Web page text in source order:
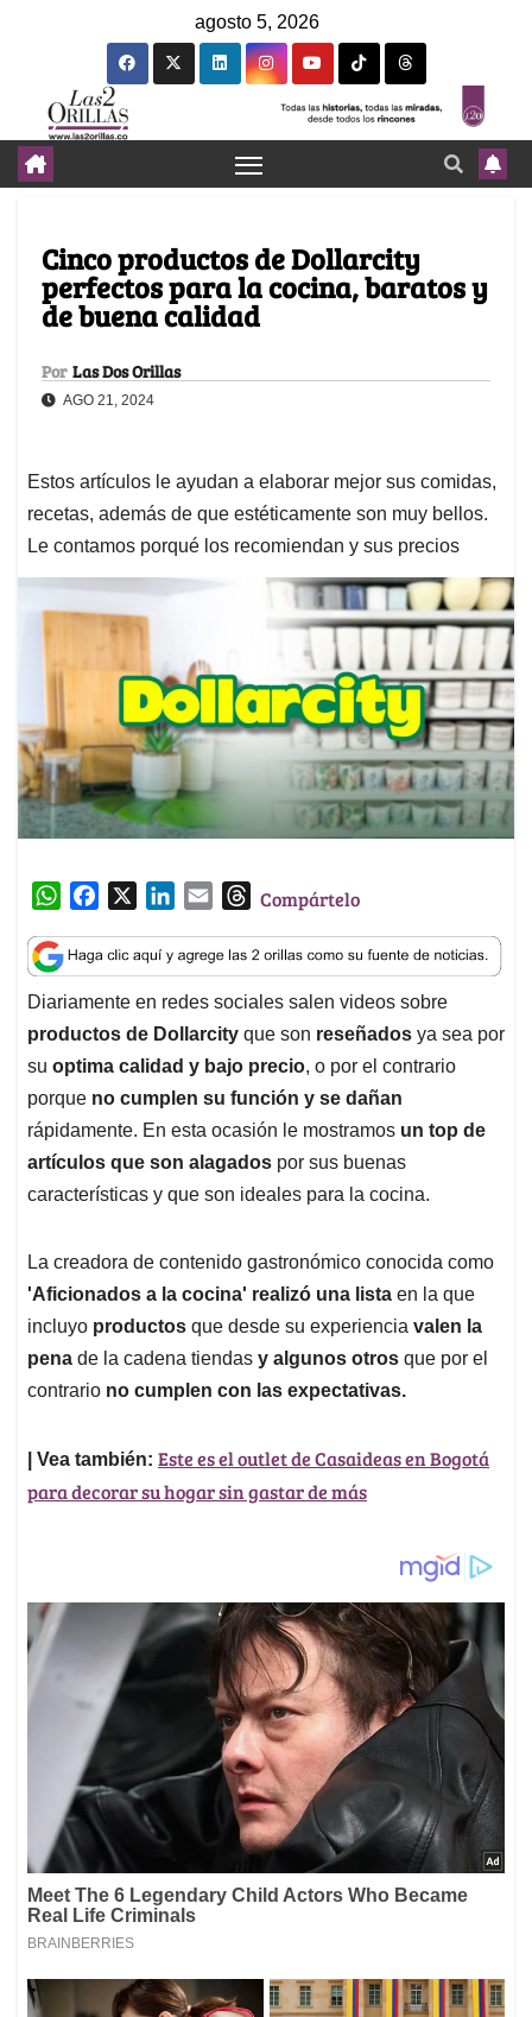
agosto 5, 2026
Cinco productos de Dollarcity
perfectos para la cocina, baratos y
de buena calidad
Por Las Dos Orillas
AGO 21, 2024
Estos artículos le ayudan a elaborar mejor sus comidas,
recetas, además de que estéticamente son muy bellos.
Le contamos porqué los recomiendan y sus precios
W
a
t
s
A
p
p
c
e
b
o
o
k
n
k
e
d
I
n
a
i
l
T
r
e
a
d
s
Compártelo
Diariamente en redes sociales salen videos sobre
productos de Dollarcity que son reseñados ya sea por
su optima calidad y bajo precio, o por el contrario
porque no cumplen su función y se dañan
rápidamente. En esta ocasión le mostramos un top de
artículos que son alagados por sus buenas
características y que son ideales para la cocina.
La creadora de contenido gastronómico conocida como
'Aficionados a la cocina' realizó una lista en la que
incluyo productos que desde su experiencia valen la
pena de la cadena tiendas y algunos otros que por el
contrario no cumplen con las expectativas.
| Vea también: Este es el outlet de Casaideas en Bogotá
para decorar su hogar sin gastar de más